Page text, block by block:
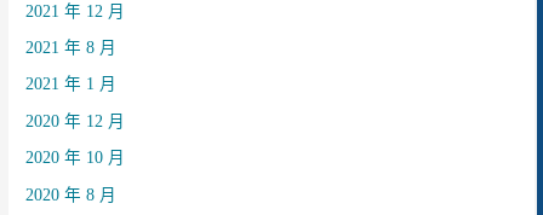
2021 年 12 月
2021 年 8 月
2021 年 1 月
2020 年 12 月
2020 年 10 月
2020 年 8 月